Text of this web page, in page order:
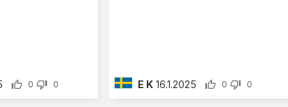
0 0 E K 16.1.2025 0 0